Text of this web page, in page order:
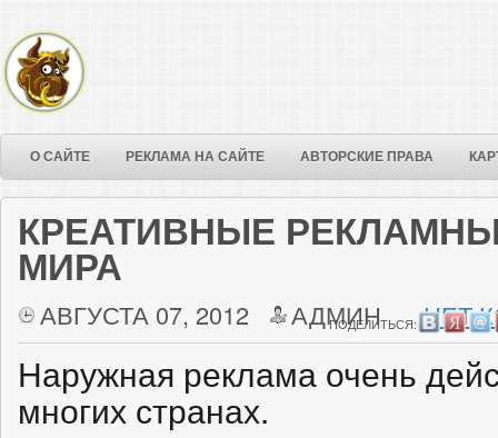
О САЙТЕ РЕКЛАМА НА САЙТЕ АВТОРСКИЕ ПРАВА
КРЕАТИВНЫЕ
МИРА
АВГУСТА 07, 2012 АДМИН НЕТ
ПОДЕЛИТЬСЯ:
Наружная реклама очень
многих странах.